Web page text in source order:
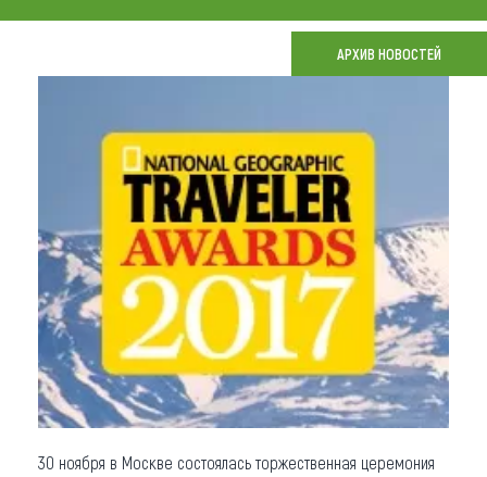
Что привезти (сувениры)
О регионе
Коллекция впечатлений
Другие рубрики
АРХИВ НОВОСТЕЙ
30 ноября в Москве состоялась торжественная церемония